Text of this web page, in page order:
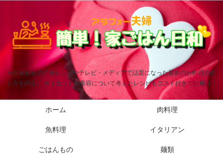
わが家秘伝の洋食レシピやテレビ・メディアで話題になった最新のお料理の作
り方を紹介。 ダイエットや美容について考えたレシピもコスト付きでお届け！
ホーム 肉料理
魚料理 イタリアン
ごはんもの 麺類